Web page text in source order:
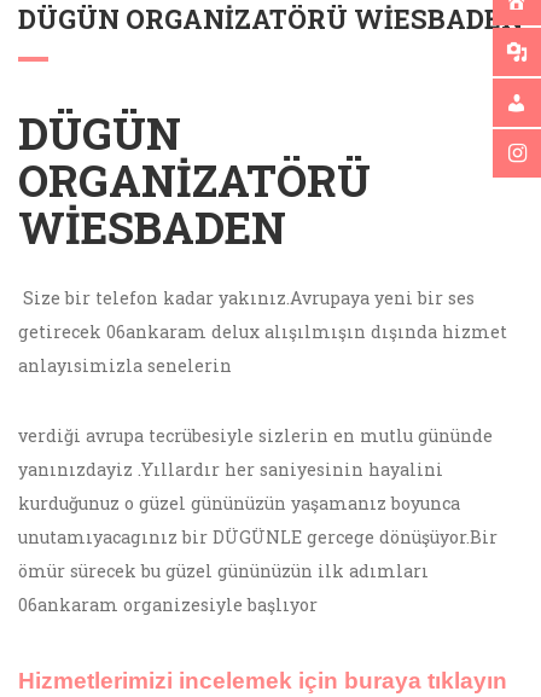
DÜGÜN ORGANIZATÖRÜ WIESBADEN
DÜGÜN
ORGANIZATÖRÜ
WIESBADEN
Size bir telefon kadar yakınız.Avrupaya yeni bir ses
getirecek 06ankaram delux alışılmışın dışında hizmet
anlayısimizla senelerin
verdiği avrupa tecrübesiyle sizlerin en mutlu gününde
yanınızdayiz .Yıllardır her saniyesinin hayalini
kurduğunuz o güzel gününüzün yaşamanız boyunca
unutamıyacagınız bir DÜGÜNLE gercege dönüşüyor.Bir
ömür sürecek bu güzel gününüzün ilk adımları
06ankaram organizesiyle başlıyor
Hizmetlerimizi incelemek için buraya tıklayın